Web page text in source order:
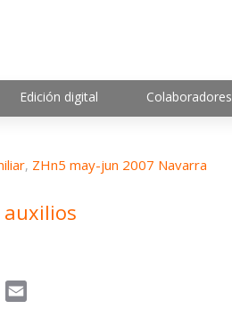
Edición digital Colaboradores
, ZHn5 may-jun 2007 Navarra
auxilios
W